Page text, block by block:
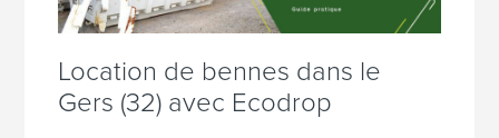
Location de bennes dans le
Gers (32) avec Ecodrop